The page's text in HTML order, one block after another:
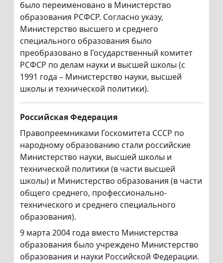
было переименовано в Министерство
образования РСФСР. Согласно указу,
Министерство высшего и среднего
специального образования было
преобразовано в Государственный комитет
РСФСР по делам науки и высшей школы (с
1991 года – Министерство науки, высшей
школы и технической политики).
Российская Федерация
Правопреемниками Госкомитета СССР по
народному образованию стали российские
Министерство науки, высшей школы и
технической политики (в части высшей
школы) и Министерство образования (в части
общего среднего, профессионально-
технического и среднего специального
образования).
9 марта 2004 года вместо Министерства
образования было учреждено Министерство
образования и науки Российской Федерации.